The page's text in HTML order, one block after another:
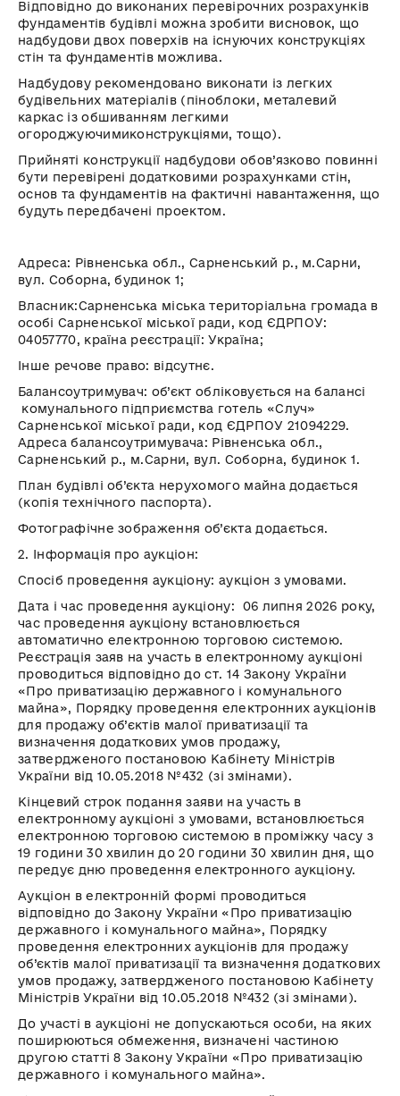
Відповідно до виконаних перевірочних розрахунків
фундаментів будівлі можна зробити висновок, що
надбудови двох поверхів на існуючих конструкціях
стін та фундаментів можлива.
Надбудову рекомендовано виконати із легких
будівельних матеріалів (піноблоки, металевий
каркас із обшиванням легкими
огороджуючимиконструкціями, тощо).
Прийняті конструкції надбудови обов’язково повинні
бути перевірені додатковими розрахунками стін,
основ та фундаментів на фактичні навантаження, що
будуть передбачені проектом.
Адреса: Рівненська обл.,Сарненський р., м.Сарни,
вул. Соборна, будинок 1;
Власник:Сарненська міська територіальна громада в
особі Сарненської міської ради, код ЄДРПОУ:
04057770, країна реєстрації: Україна;
Інше речове право: відсутнє.
Балансоутримувач: об’єкт обліковується на балансі
комунального підприємства готель «Случ»
Сарненської міської ради, код ЄДРПОУ 21094229.
Адресабалансоутримувача: Рівненська обл.,
Сарненський р., м.Сарни, вул. Соборна, будинок 1.
План будівлі об’єкта нерухомого майна додається
(копія технічного паспорта).
Фотографічне зображення об’єкта додається.
2. Інформація про аукціон:
Спосіб проведення аукціону: аукціон з умовами.
Дата і час проведення аукціону:
06 липня 2026 року,
час проведення аукціону встановлюється
автоматично електронною торговою системою.
Реєстрація заяв на участь в електронному аукціоні
проводиться відповідно до ст. 14 Закону України
«Про приватизацію державного і комунального
майна», Порядку проведення електронних аукціонів
для продажу об’єктів малої приватизації та
визначення додаткових умов продажу,
затвердженого постановою Кабінету Міністрів
України від 10.05.2018 №432 (зі змінами).
Кінцевий строк подання заяви на участь в
електронному аукціоні з умовами, встановлюється
електронною торговою системою в проміжку часу з
19 години 30 хвилин до 20 години 30 хвилин дня, що
передує дню проведення електронного аукціону.
Аукціон в електронній формі проводиться
відповідно до Закону України «Про приватизацію
державного і комунального майна», Порядку
проведення електронних аукціонів для продажу
об’єктів малої приватизації та визначення додаткових
умов продажу, затвердженого постановою Кабінету
Міністрів України від 10.05.2018 №432 (зі змінами).
До участі в аукціоні не допускаються особи, на яких
поширюються обмеження, визначені частиною
другою статті 8 Закону України «Про приватизацію
державного і комунального майна».